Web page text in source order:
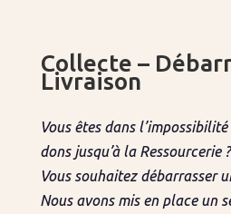
Collecte –
Livraison
Vous êtes dans
dons jusqu’à la Ressourcerie ?
Vous souhaitez débarrasser
Nous avons mis en place un